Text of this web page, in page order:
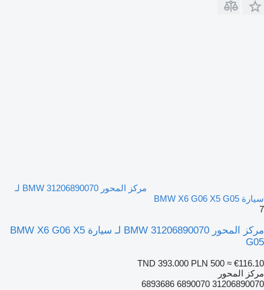
مركز المحور BMW 31206890070 لـ
سيارة BMW X6 G06 X5 G05
7
مركز المحور BMW 31206890070 لـ سيارة BMW X6 G06 X5
G05
TND 393.000 PLN 500 ≈ €116.10
مركز المحور
31206890070 6890070 6893686